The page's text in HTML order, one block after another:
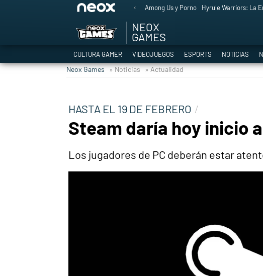
Among Us y Porno Hyrule Warriors: La
NEOX
GAMES
CULTURA GAMER VIDEOJUEGOS ESPORTS NOTICIAS
Neox Games » Noticias » Actualidad
HASTA EL 19 DE FEBRERO
Steam daría hoy inicio
Los jugadores de PC deberán estar